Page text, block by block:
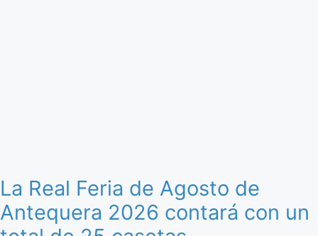
La Real Feria de Agosto de
Antequera 2026 contará con un